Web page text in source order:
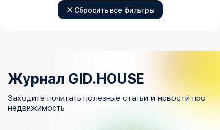
Сбросить все фильтры
Журнал GID.HOUSE
Заходите почитать полезные статьи и новости про
недвижимость